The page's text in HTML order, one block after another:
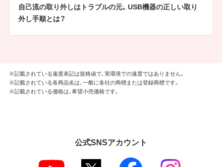
自己流の取り外しはトラブルの元。USB機器の正しい取り
外し手順とは？
※記載されている速度表記は規格値で、実環境での速度ではありません。
※記載されている各商品名は、一般に各社の商標または登録商標です。
※記載されている価格は、希望小売価格です。
公式SNSアカウント